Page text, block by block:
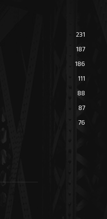
231
187
186
111
88
87
76